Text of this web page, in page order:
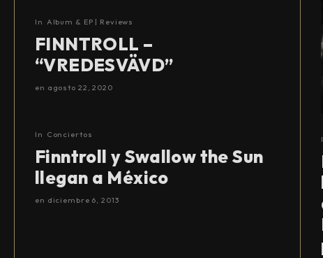
In Album & EP | Reviews
FINNTROLL –
“VREDESVÄVD”
en agosto 22, 2020
In Conciertos
Finntroll y Swallow the Sun
llegan a México
en diciembre 6, 2013